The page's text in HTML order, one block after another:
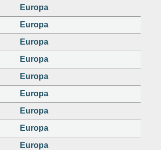
Europa
Europa
Europa
Europa
Europa
Europa
Europa
Europa
Europa